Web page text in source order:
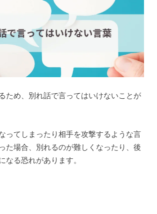
ため、別れ話で言ってはいけないことが
ってしまったり相手を攻撃するような言
た場合、別れるのが難しくなったり、後
なる恐れがあります。